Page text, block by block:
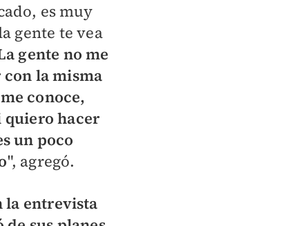
es muy
gente te vea
gente no me
con la misma
conoce,
quiero hacer
un poco
", agregó.
la entrevista